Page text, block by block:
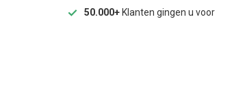
50.000+ Klanten gingen u voor